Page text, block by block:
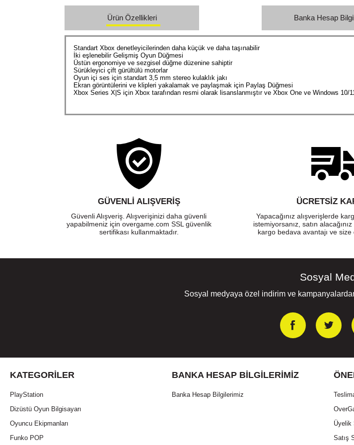
Ürün Özellikleri Banka Hesap
Standart Xbox denetleyicilerinden daha küçük ve daha taşınabilir
İki eşlenebilir Gelişmiş Oyun Düğmesi
Üstün ergonomiye ve sezgisel düğme düzenine sahiptir
Sürükleyici çift gürültülü motorlar
Oyun içi ses için standart 3,5 mm stereo kulaklık jakı
Ekran görüntülerini ve klipleri yakalamak ve paylaşmak için Paylaş Düğmesi
Xbox Series X|S için Xbox tarafından resmi olarak lisanslanmıştır ve Xbox One ve Windows 10/
GÜVENLI ALIŞVERIŞ
Güvenli Alışveriş. Alışverişinizi daha güvenli
yapabilmeniz için overgame.com SSL güvenlik
sertifikası kullanmaktadır.
ÜCRETSIZ
Yapacağınız alışverişlerde
istemiyorsanız, satın
kargo bedava avantajı ve
Sosyal
Sosyal medyaya özel indirim ve
KATEGORILER
PlayStation
Dizüstü Oyun Bilgisayarı
Oyuncu Ekipmanları
Funko POP
BANKA HESAP BILGILERIMIZ
Banka Hesap Bilgilerimiz
Üyelik
Satış